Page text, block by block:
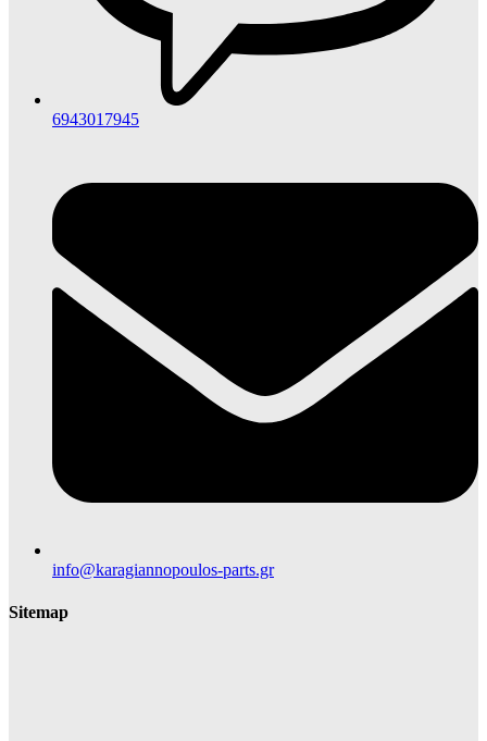
6943017945
info@karagiannopoulos-parts.gr
Sitemap